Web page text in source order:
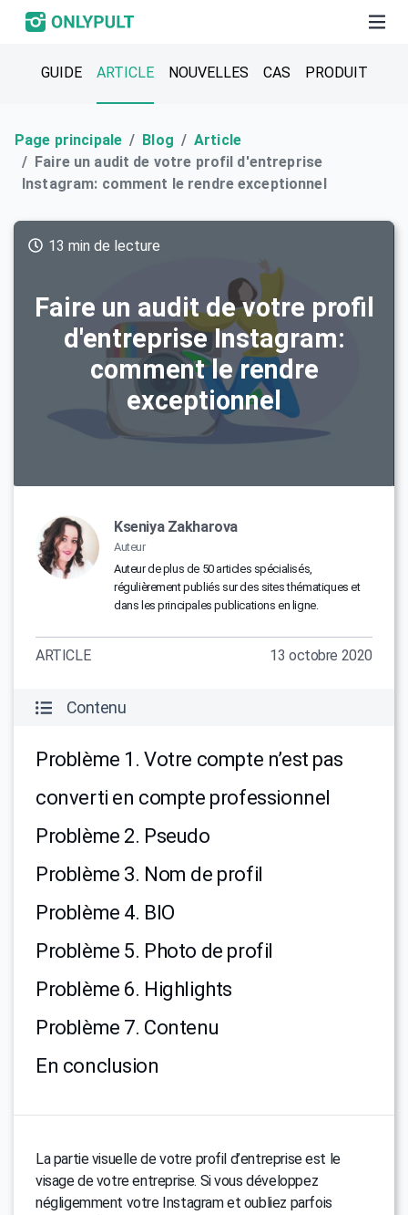
GUIDE ARTICLE NOUVELLES CAS PRODUIT
Page principale Blog
Article
Faire un audit de votre profil d'entreprise
Instagram: comment le rendre exceptionnel
Faire un audit de votre profil
d'entreprise Instagram:
comment le rendre
exceptionnel
13 min de lecture
Kseniya Zakharova
Auteur
Auteur de plus de 50 articles spécialisés,
régulièrement publiés sur des sites thématiques et
dans les principales publications en ligne.
ARTICLE 13 octobre 2020
Contenu
Problème 1. Votre compte n’est pas
converti en compte professionnel
Problème 2. Pseudo
Problème 3. Nom de profil
Problème 4. BIO
Problème 5. Photo de profil
Problème 6. Highlights
Problème 7. Contenu
En conclusion
La partie visuelle de votre profil d’entreprise est le
visage de votre entreprise. Si vous développez
négligemment votre Instagram et oubliez parfois